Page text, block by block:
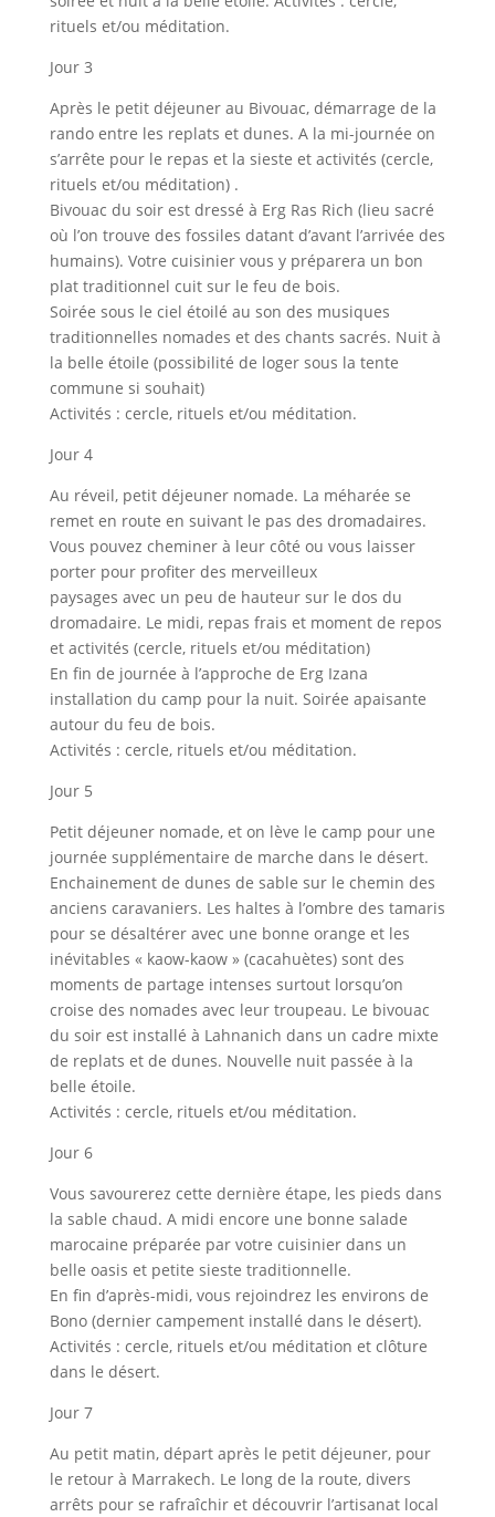
rituels et/ou méditation.
Jour 3
Après le petit déjeuner au Bivouac, démarrage de la
rando entre les replats et dunes. A la mi-journée on
s’arrête pour le repas et la sieste et activités (cercle,
rituels et/ou méditation) .
Bivouac du soir est dressé à Erg Ras Rich (lieu sacré
où l’on trouve des fossiles datant d’avant l’arrivée des
humains). Votre cuisinier vous y préparera un bon
plat traditionnel cuit sur le feu de bois.
Soirée sous le ciel étoilé au son des musiques
traditionnelles nomades et des chants sacrés. Nuit à
la belle étoile (possibilité de loger sous la tente
commune si souhait)
Activités : cercle, rituels et/ou méditation.
Jour 4
Au réveil, petit déjeuner nomade. La méharée se
remet en route en suivant le pas des dromadaires.
Vous pouvez cheminer à leur côté ou vous laisser
porter pour profiter des merveilleux
paysages avec un peu de hauteur sur le dos du
dromadaire. Le midi, repas frais et moment de repos
et activités (cercle, rituels et/ou méditation)
En fin de journée à l’approche de Erg Izana
installation du camp pour la nuit. Soirée apaisante
autour du feu de bois.
Activités : cercle, rituels et/ou méditation.
Jour 5
Petit déjeuner nomade, et on lève le camp pour une
journée supplémentaire de marche dans le désert.
Enchainement de dunes de sable sur le chemin des
anciens caravaniers. Les haltes à l’ombre des tamaris
pour se désaltérer avec une bonne orange et les
inévitables « kaow-kaow » (cacahuètes) sont des
moments de partage intenses surtout lorsqu’on
croise des nomades avec leur troupeau. Le bivouac
du soir est installé à Lahnanich dans un cadre mixte
de replats et de dunes. Nouvelle nuit passée à la
belle étoile.
Activités : cercle, rituels et/ou méditation.
Jour 6
Vous savourerez cette dernière étape, les pieds dans
la sable chaud. A midi encore une bonne salade
marocaine préparée par votre cuisinier dans un
belle oasis et petite sieste traditionnelle.
En fin d’après-midi, vous rejoindrez les environs de
Bono (dernier campement installé dans le désert).
Activités : cercle, rituels et/ou méditation et clôture
dans le désert.
Jour 7
Au petit matin, départ après le petit déjeuner, pour
le retour à Marrakech. Le long de la route, divers
arrêts pour se rafraîchir et découvrir l’artisanat local